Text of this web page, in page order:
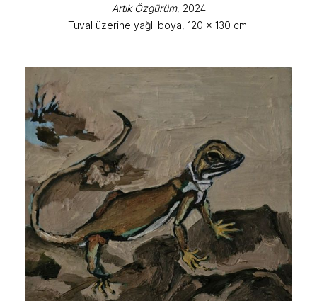
Artık Özgürüm, 2024
Tuval üzerine yağlı boya, 120 x 130 cm.